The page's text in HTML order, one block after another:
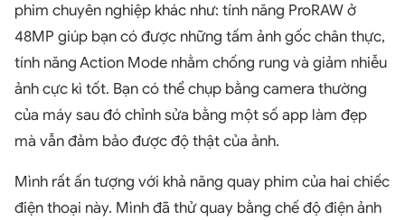
phim chuyên nghiệp khác như: tính năng ProRAW ở
48MP giúp bạn có được những tấm ảnh gốc chân thực,
tính năng Action Mode nhằm chống rung và giảm nhiễu
ảnh cực kì tốt. Bạn có thể chụp bằng camera thường
của máy sau đó chỉnh sửa bằng một số app làm đẹp
mà vẫn đảm bảo được độ thật của ảnh.
Mình rất ấn tượng với khả năng quay phim của hai chiếc
điện thoại này. Mình đã thử quay bằng chế độ điện ảnh